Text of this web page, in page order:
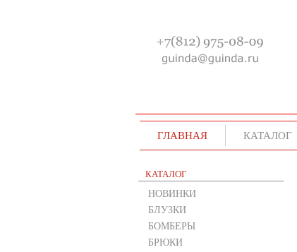
ГЛАВНАЯ КАТАЛОГ
КАТАЛОГ
НОВИНКИ
БЛУЗКИ
БОМБЕРЫ
БРЮКИ